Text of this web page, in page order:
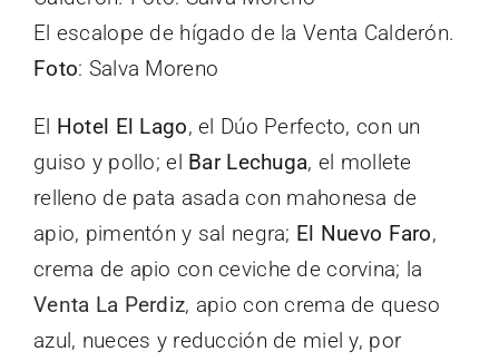
El escalope de hígado de la Venta Calderón.
Foto: Salva Moreno
El Hotel El Lago, el Dúo Perfecto, con un
guiso y pollo; el Bar Lechuga, el mollete
relleno de pata asada con mahonesa de
apio, pimentón y sal negra; El Nuevo Faro,
crema de apio con ceviche de corvina; la
Venta La Perdiz, apio con crema de queso
azul, nueces y reducción de miel y, por